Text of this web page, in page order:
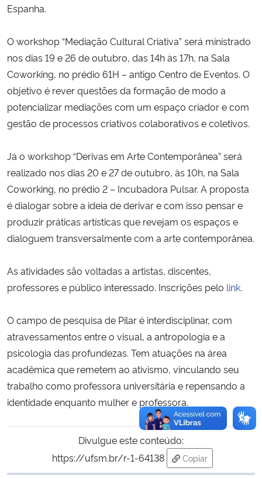
Espanha.
O workshop “Mediação Cultural Criativa” será ministrado
nos dias 19 e 26 de outubro, das 14h às 17h, na Sala
Coworking, no prédio 61H – antigo Centro de Eventos. O
objetivo é rever questões da formação de modo a
potencializar mediações com um espaço criador e com
gestão de processos criativos colaborativos e coletivos.
Já o workshop “Derivas em Arte Contemporânea” será
realizado nos dias 20 e 27 de outubro, às 10h, na Sala
Coworking, no prédio 2 – Incubadora Pulsar. A proposta
é dialogar sobre a ideia de derivar e com isso pensar e
produzir práticas artísticas que revejam os espaços e
dialoguem transversalmente com a arte contemporânea.
As atividades são voltadas a artistas, discentes,
professores e público interessado. Inscrições pelo link.
O campo de pesquisa de Pilar é interdisciplinar, com
atravessamentos entre o visual, a antropologia e a
psicologia das profundezas. Tem atuações na área
acadêmica que remetem ao ativismo, vinculando seu
trabalho como professora universitária e repensando a
identidade enquanto mulher e professora.
Divulgue este conteúdo:
https://ufsm.br/r-1-64138
Copiar
para área de